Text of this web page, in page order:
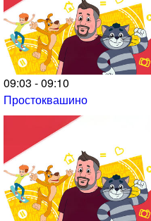
09:03 - 09:10
Простоквашино